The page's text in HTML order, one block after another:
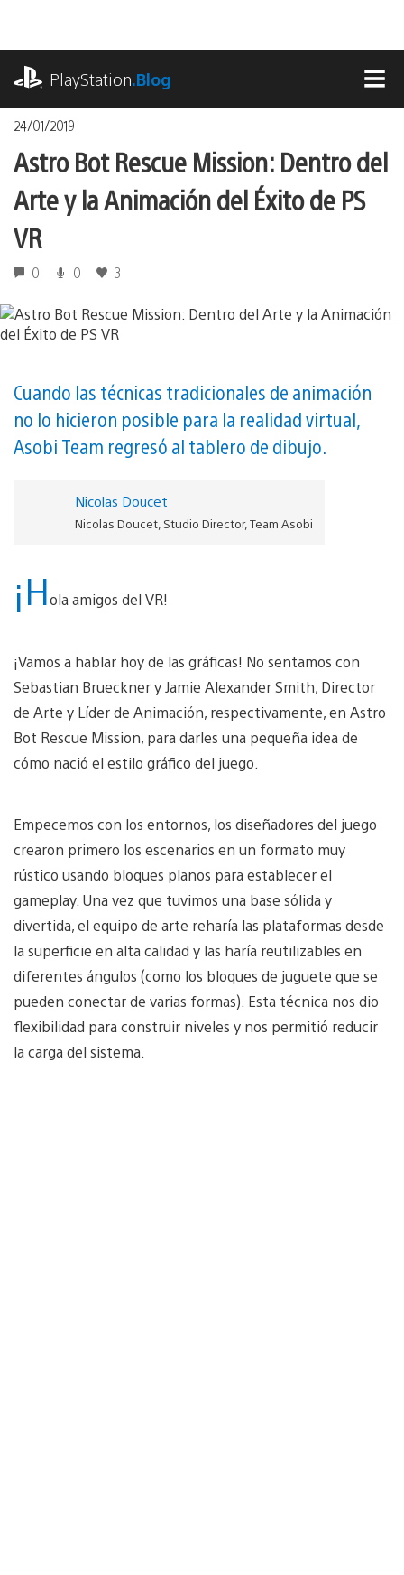
contenido
PlayStation.Blog
24/01/2019
Astro Bot Rescue Mission: Dentro del
Arte y la Animación del Éxito de PS
VR
0 0 3
Cuando las técnicas tradicionales de animación
no lo hicieron posible para la realidad virtual,
Asobi Team regresó al tablero de dibujo.
Nicolas Doucet
Nicolas Doucet, Studio Director, Team Asobi
¡Hola amigos del VR!
¡Vamos a hablar hoy de las gráficas! No sentamos con
Sebastian Brueckner y Jamie Alexander Smith, Director
de Arte y Líder de Animación, respectivamente, en Astro
Bot Rescue Mission, para darles una pequeña idea de
cómo nació el estilo gráfico del juego.
Empecemos con los entornos, los diseñadores del juego
crearon primero los escenarios en un formato muy
rústico usando bloques planos para establecer el
gameplay. Una vez que tuvimos una base sólida y
divertida, el equipo de arte reharía las plataformas desde
la superficie en alta calidad y las haría reutilizables en
diferentes ángulos (como los bloques de juguete que se
pueden conectar de varias formas). Esta técnica nos dio
flexibilidad para construir niveles y nos permitió reducir
la carga del sistema.